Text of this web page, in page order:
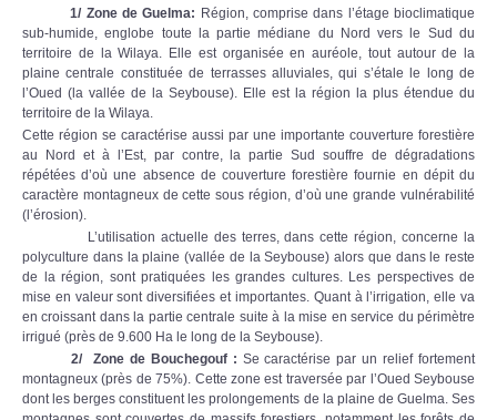
1/ Zone de Guelma: Région, comprise dans l’étage bioclimatique
sub-humide, englobe toute la partie médiane du Nord vers le Sud du
territoire de la Wilaya. Elle est organisée en auréole, tout autour de la
plaine centrale constituée de terrasses alluviales, qui s’étale le long de
l’Oued (la vallée de la Seybouse). Elle est la région la plus étendue du
territoire de la Wilaya.
Cette région se caractérise aussi par une importante couverture forestière
au Nord et à l’Est, par contre, la partie Sud souffre de dégradations
répétées d’où une absence de couverture forestière fournie en dépit du
caractère montagneux de cette sous région, d’où une grande vulnérabilité
(l’érosion).
L’utilisation actuelle des terres, dans cette région, concerne la
polyculture dans la plaine (vallée de la Seybouse) alors que dans le reste
de la région, sont pratiquées les grandes cultures. Les perspectives de
mise en valeur sont diversifiées et importantes. Quant à l’irrigation, elle va
en croissant dans la partie centrale suite à la mise en service du périmètre
irrigué (près de 9.600 Ha le long de la Seybouse).
2/ Zone de Bouchegouf : Se caractérise par un relief fortement
montagneux (près de 75%). Cette zone est traversée par l’Oued Seybouse
dont les berges constituent les prolongements de la plaine de Guelma. Ses